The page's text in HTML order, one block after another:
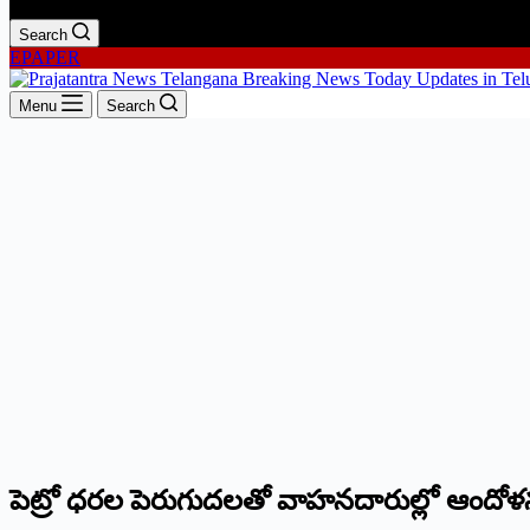
Search
EPAPER
Menu Search
పెట్రో ధరల పెరుగుదలతో వాహనదారుల్లో